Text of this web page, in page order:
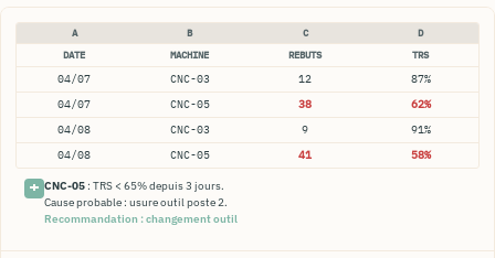
A B C
D
DATE
MACHINE REBUTS TRS
04/07 CNC-03 12
87%
04/07
CNC-05 38
62%
04/08
CNC-03 9
91%
04/08
CNC-05 41 58%
CNC-05 : TRS < 65% depuis 3 jours.
Cause probable : usure outil poste 2.
Recommandation : changement outil